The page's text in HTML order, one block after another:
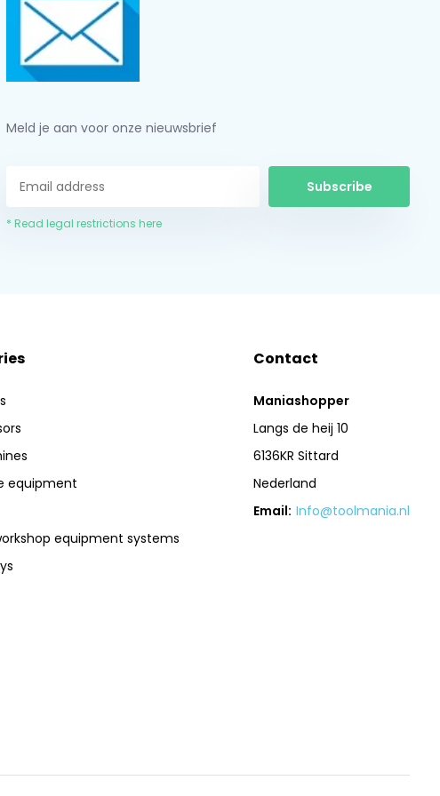
Meld je aan voor onze nieuwsbrief
Subscribe
* Read legal restrictions here
equipment
equipment systems
Contact
Maniashopper
Langs de heij 10
6136KR Sittard
Nederland
Email: Info@toolmania.nl